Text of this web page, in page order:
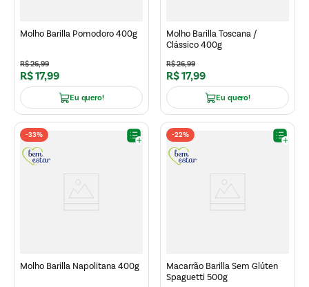
Molho Barilla Pomodoro 400g
R$26,99
R$17,99
Eu quero!
Molho Barilla Toscana /
Clássico 400g
R$26,99
R$17,99
Eu quero!
-33%
Molho Barilla Napolitana 400g
-22%
Macarrão Barilla Sem Glúten
Spaguetti 500g